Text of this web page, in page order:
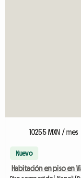
10255 MXN / mes
Nuevo
Habitación en piso en